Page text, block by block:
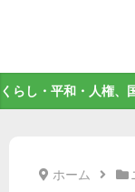
くらし・平和・人権、
ホーム